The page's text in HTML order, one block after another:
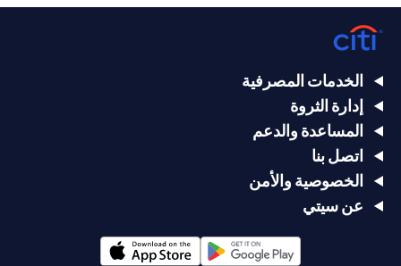
الخدمات المصرفية
إدارة الثروة
المساعدة والدعم
اتصل بنا
الخصوصية والأمن
عن سيتي